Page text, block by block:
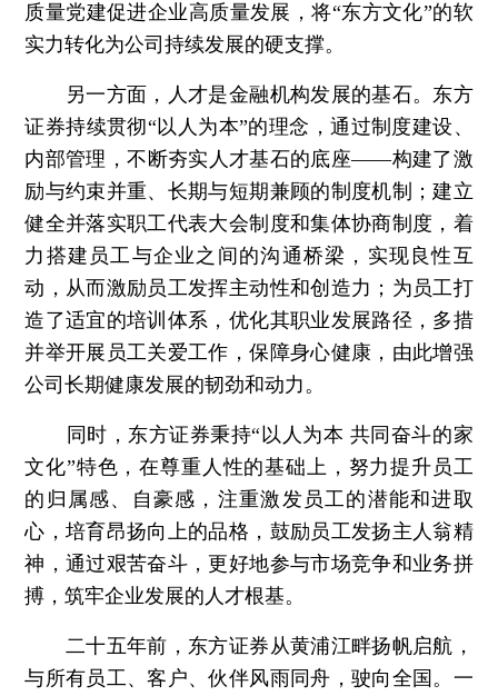
质量党建促进企业高质量发展，将“东方文化”的软
实力转化为公司持续发展的硬支撑。
另一方面，人才是金融机构发展的基石。东方
证券持续贯彻“以人为本”的理念，通过制度建设、
内部管理，不断夯实人才基石的底座——构建了激
励与约束并重、长期与短期兼顾的制度机制；建立
健全并落实职工代表大会制度和集体协商制度，着
力搭建员工与企业之间的沟通桥梁，实现良性互
动，从而激励员工发挥主动性和创造力；为员工打
造了适宜的培训体系，优化其职业发展路径，多措
并举开展员工关爱工作，保障身心健康，由此增强
公司长期健康发展的韧劲和动力。
同时，东方证券秉持“以人为本 共同奋斗的家
文化”特色，在尊重人性的基础上，努力提升员工
的归属感、自豪感，注重激发员工的潜能和进取
心，培育昂扬向上的品格，鼓励员工发扬主人翁精
神，通过艰苦奋斗，更好地参与市场竞争和业务拼
搏，筑牢企业发展的人才根基。
二十五年前，东方证券从黄浦江畔扬帆启航，
与所有员工、客户、伙伴风雨同舟，驶向全国。一